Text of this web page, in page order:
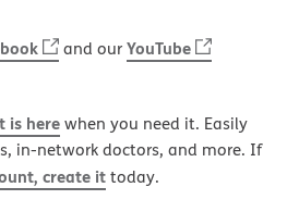
and ourYouTube
is herewhen you need it. Easily
in-network doctors, and more. If
create ittoday.